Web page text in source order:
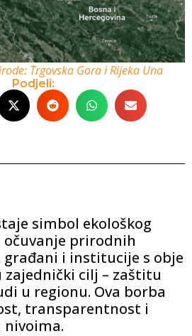
Trgovska Gora i Rijeka Una
Podjeli:
simbol ekološkog
prirodnih
građani i institucije s obje
cilj – zaštitu
u regionu. Ova borba
transparentnost i
nivoima.